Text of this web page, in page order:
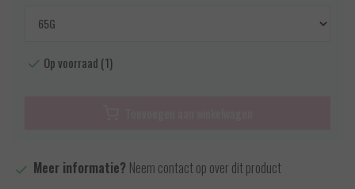
Op voorraad (1)
Meer informatie? Neem contact op over dit product